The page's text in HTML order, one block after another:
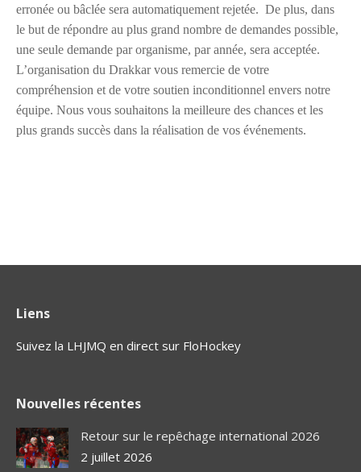
erronée ou bâclée sera automatiquement rejetée. De plus, dans
le but de répondre au plus grand nombre de demandes possible,
une seule demande par organisme, par année, sera acceptée.
L’organisation du Drakkar vous remercie de votre
compréhension et de votre soutien inconditionnel envers notre
équipe. Nous vous souhaitons la meilleure des chances et les
plus grands succès dans la réalisation de vos événements.
Liens
Suivez la LHJMQ en direct sur FloHockey
Nouvelles récentes
Retour sur le repêchage international 2026
2 juillet 2026